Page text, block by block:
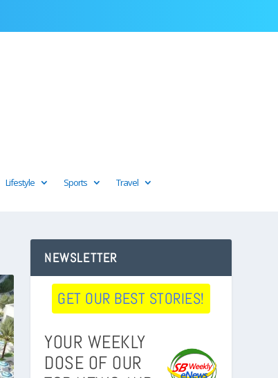
Lifestyle Sports Travel
NEWSLETTER
GET OUR BEST STORIES!
YOUR WEEKLY
DOSE OF OUR